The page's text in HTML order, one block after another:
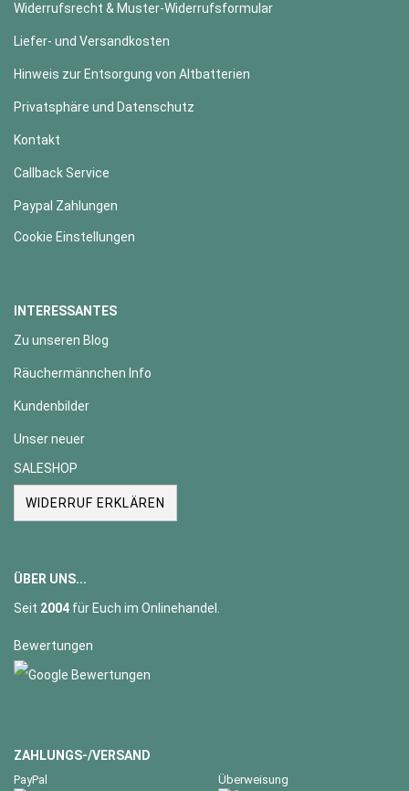
Widerrufsrecht & Muster-Widerrufsformular
Liefer- und Versandkosten
Hinweis zur Entsorgung von Altbatterien
Privatsphäre und Datenschutz
Kontakt
Callback Service
Paypal Zahlungen
Cookie Einstellungen
INTERESSANTES
Zu unseren Blog
Räuchermännchen Info
Kundenbilder
Unser neuer
SALESHOP
WIDERRUF ERKLÄREN
ÜBER UNS...
Seit 2004 für Euch im Onlinehandel.
Bewertungen
ZAHLUNGS-/VERSAND
PayPal Überweisung